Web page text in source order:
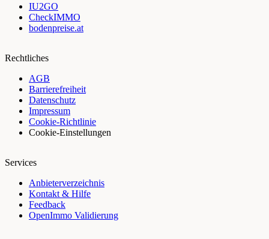
IU2GO
CheckIMMO
bodenpreise.at
Rechtliches
AGB
Barrierefreiheit
Datenschutz
Impressum
Cookie-Richtlinie
Cookie-Einstellungen
Services
Anbieterverzeichnis
Kontakt & Hilfe
Feedback
OpenImmo Validierung